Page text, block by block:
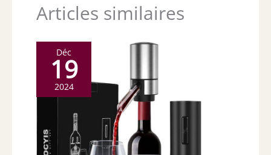
Articles similaires
Déc
19
2024